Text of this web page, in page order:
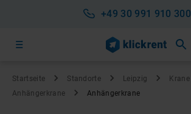
+49 30 991 910 300
Startseite Standorte Leipzig
Krane
Anhängerkrane
Anhängerkrane